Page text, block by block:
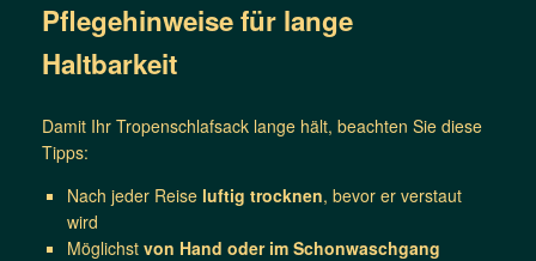
Pflegehinweise für lange
Haltbarkeit
Damit Ihr Tropenschlafsack lange hält, beachten Sie diese
Tipps:
Nach jeder Reise luftig trocknen, bevor er verstaut
wird
Möglichst von Hand oder im Schonwaschgang